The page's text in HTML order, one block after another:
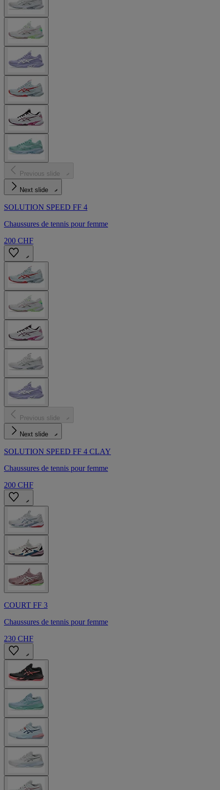
Previous slide
Next slide
SOLUTION SPEED FF 4
Chaussures de tennis pour femme
200 CHF
Previous slide
Next slide
SOLUTION SPEED FF 4 CLAY
Chaussures de tennis pour femme
200 CHF
COURT FF 3
Chaussures de tennis pour femme
230 CHF